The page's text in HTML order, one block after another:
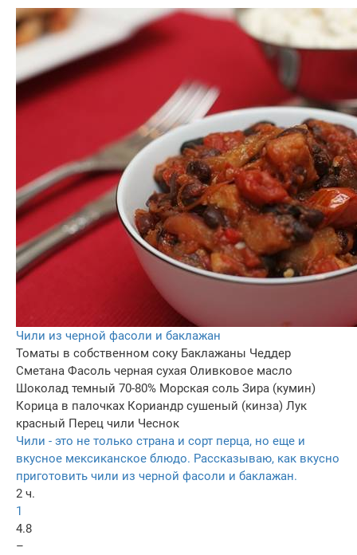
Чили из черной фасоли и баклажан
Томаты в собственном соку Баклажаны Чеддер
Сметана Фасоль черная сухая Оливковое масло
Шоколад темный 70-80% Морская соль Зира (кумин)
Корица в палочках Кориандр сушеный (кинза) Лук
красный Перец чили Чеснок
Чили - это не только страна и сорт перца, но еще и
вкусное мексиканское блюдо. Рассказываю, как вкусно
приготовить чили из черной фасоли и баклажан.
2 ч.
1
4.8
–